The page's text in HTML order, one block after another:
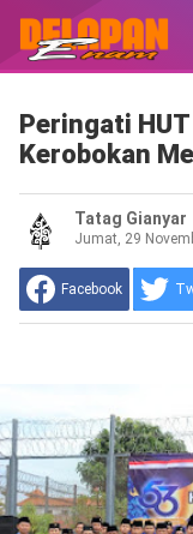
Peringati
Kerobokan
Tatag Gianyar
Jumat, 29
Facebook